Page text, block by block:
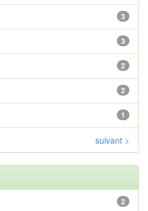
3
3
2
2
1
suivant >
2